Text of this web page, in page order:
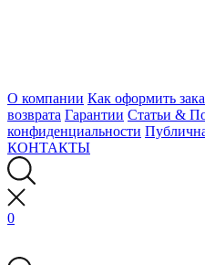
О компании Как оформить
возврата Гарантии Статьи &
конфиденциальности
КОНТАКТЫ
0